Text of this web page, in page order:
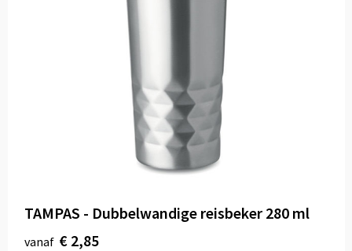
TAMPAS - Dubbelwandige reisbeker 280 ml
vanaf € 2,85